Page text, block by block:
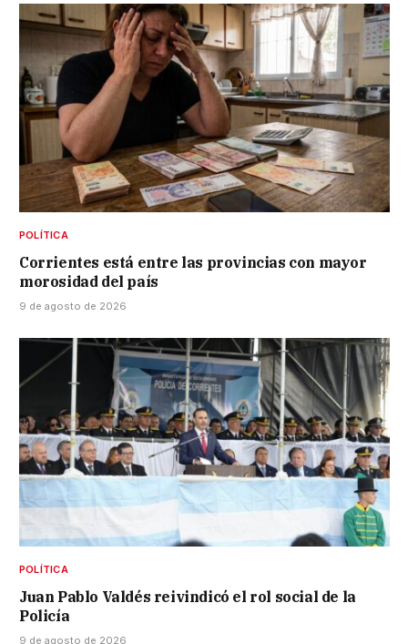
POLÍTICA
Corrientes está entre las provincias con mayor
morosidad del país
9 de agosto de 2026
POLÍTICA
Juan Pablo Valdés reivindicó el rol social de la
Policía
9 de agosto de 2026